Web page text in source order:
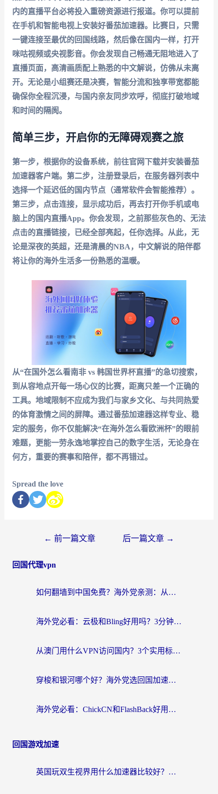
内的直播平台必将投入重磅资源进行报道。你可以提前
在手机和智能电视上安装好番茄加速器。比赛日，只需
一键连接至最优的回国线路，然后像在国内一样，打开
咪咕视频或央视影音。你会发现自己畅通无阻地进入了
直播页面，高清画质配上熟悉的中文解说，仿佛从未离
开。无论是小组赛还是决赛，智能分流和独享带宽都能
确保你全程沉浸，与国内亲友同步欢呼，彻底打破地域
和时间的隔阂。
简单三步，开启你的无障碍观赛之旅
第一步，根据你的设备系统，前往官网下载并安装番茄
加速器客户端。第二步，注册登录后，在服务器列表中
选择一个延迟低的国内节点（通常软件会智能推荐）。
第三步，点击连接，显示成功后，再去打开你手机或电
脑上的国内直播App。你会发现，之前那些灰色的、无法
点击的直播链接，已经全部亮起，任你选择。从此，无
论是深夜的英超，还是清晨的NBA，中文解说的陪伴都
将让你的海外生活多一份熟悉的温暖。
从“在国外怎么看南非 vs 韩国世界杯直播”的急切搜索，
到从容地点开每一场心仪的比赛，距离只差一个正确的
工具。地域限制不应成为我们与家乡文化、与共同热爱
的体育激情之间的屏障。通过番茄加速器这样专业、稳
定的服务，你不仅能解决“在海外怎么看欧洲杯”的眼前
难题，更能一劳永逸地掌控自己的数字生活，无论身在
何方，重要的赛事和陪伴，都不再错过。
Spread the love
← 前一篇文章 后一篇文章 →
回国代理vpn
如何翻墙到中国免费？海外党亲测：从踩坑到选对加速器的全攻略
海外党必看：云极和Bling好用吗？3分钟教你选对回国加速器
从澳门用什么VPN访问国内？3个实用标准帮你避开坑，无缝刷剧听歌
穿梭和银河哪个好？海外党选回国加速器的避坑指南，附番茄加速器实测体验
海外党必看：ChickCN和FlashBack好用吗？3招教你选对回国加速器（附云极、HomeCN、斧牛vs艾果对比）
回国游戏加速
英国玩双生视界用什么加速器比较好？海外党亲测有效的国服游戏加速方案